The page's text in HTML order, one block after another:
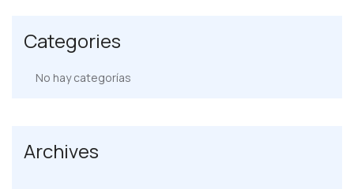
Categories
No hay categorías
Archives